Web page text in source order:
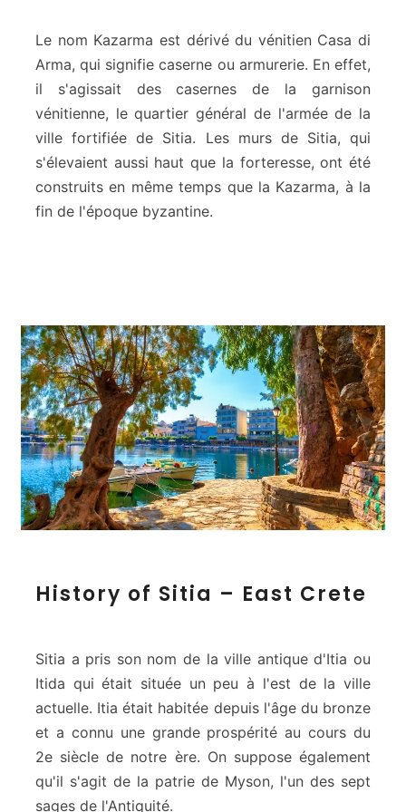
r
s
s
e
d
a
z
S
i
t
Le nom Kazarma est dérivé du vénitien Casa di
Arma, qui signifie caserne ou armurerie. En effet,
il s'agissait des casernes de la garnison
vénitienne, le quartier général de l'armée de la
ville fortifiée de Sitia. Les murs de Sitia, qui
s'élevaient aussi haut que la forteresse, ont été
construits en même temps que la Kazarma, à la
fin de l'époque byzantine.
i
o
o
f
S
i
History of Sitia – East Crete
Sitia a pris son nom de la ville antique d'Itia ou
Itida qui était située un peu à l'est de la ville
actuelle. Itia était habitée depuis l'âge du bronze
et a connu une grande prospérité au cours du
2e siècle de notre ère. On suppose également
qu'il s'agit de la patrie de Myson, l'un des sept
sages de l'Antiquité.